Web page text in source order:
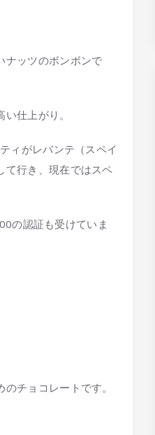
ナッツのボンボンで
仕上がり。
ィがレバンテ（スペイ
て行き、現在ではスペ
の認証も受けていま
チョコレートです。